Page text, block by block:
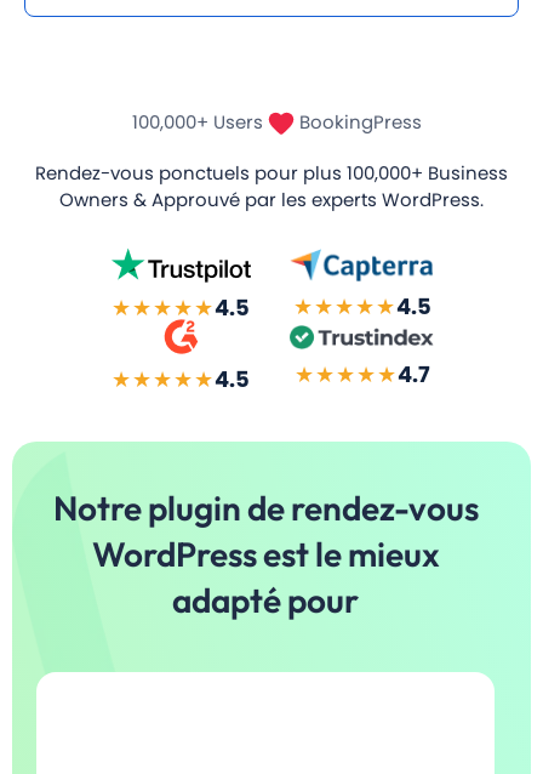
100,000+ Users
BookingPress
Rendez-vous ponctuels pour plus 100,000+ Business
Owners & Approuvé par les experts WordPress.
★★★★★4.5 ★★★★★4.5
★★★★★4.5 ★★★★★4.7
Notre plugin de rendez-vous
WordPress est le mieux
adapté pour